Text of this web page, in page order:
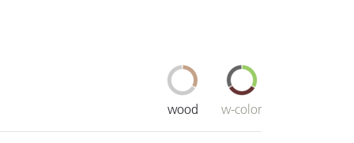
wood w-color